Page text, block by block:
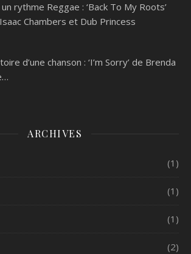
un rythme Reggae : ‘Back To My Roots’
Chambers et Dub Princess
d’une chanson : ‘I’m Sorry’ de Brenda
ARCHIVES
(1)
(1)
(1)
(2)